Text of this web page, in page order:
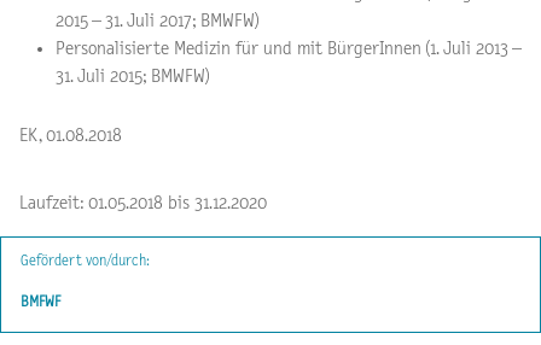
2015 – 31. Juli 2017; BMWFW)
Personalisierte Medizin für und mit BürgerInnen (1. Juli 2013 –
31. Juli 2015; BMWFW)
EK, 01.08.2018
Laufzeit: 01.05.2018 bis 31.12.2020
Gefördert von/durch:
BMFWF